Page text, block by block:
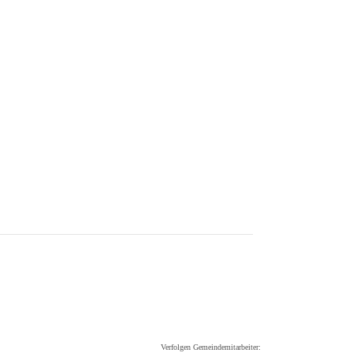
Verfolgen Gemeindemitarbeiter: